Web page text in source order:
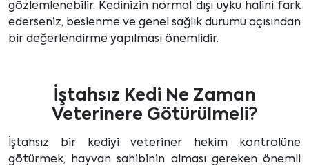
gözlemlenebilir. Kedinizin normal dışı uyku halini fark
ederseniz, beslenme ve genel sağlık durumu açısından
bir değerlendirme yapılması önemlidir.
İştahsız Kedi Ne Zaman
Veterinere Götürülmeli?
İştahsız bir kediyi veteriner hekim kontrolüne
götürmek, hayvan sahibinin alması gereken önemli